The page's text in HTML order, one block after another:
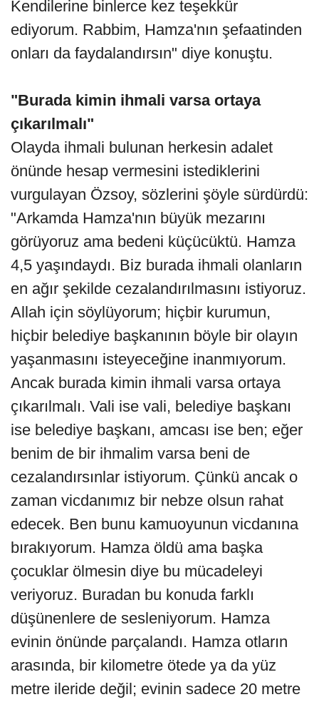
Kendilerine binlerce kez teşekkür
ediyorum. Rabbim, Hamza'nın şefaatinden
onları da faydalandırsın" diye konuştu.
"Burada kimin ihmali varsa ortaya
çıkarılmalı"
Olayda ihmali bulunan herkesin adalet
önünde hesap vermesini istediklerini
vurgulayan Özsoy, sözlerini şöyle sürdürdü:
"Arkamda Hamza'nın büyük mezarını
görüyoruz ama bedeni küçücüktü. Hamza
4,5 yaşındaydı. Biz burada ihmali olanların
en ağır şekilde cezalandırılmasını istiyoruz.
Allah için söylüyorum; hiçbir kurumun,
hiçbir belediye başkanının böyle bir olayın
yaşanmasını isteyeceğine inanmıyorum.
Ancak burada kimin ihmali varsa ortaya
çıkarılmalı. Vali ise vali, belediye başkanı
ise belediye başkanı, amcası ise ben; eğer
benim de bir ihmalim varsa beni de
cezalandırsınlar istiyorum. Çünkü ancak o
zaman vicdanımız bir nebze olsun rahat
edecek. Ben bunu kamuoyunun vicdanına
bırakıyorum. Hamza öldü ama başka
çocuklar ölmesin diye bu mücadeleyi
veriyoruz. Buradan bu konuda farklı
düşünenlere de sesleniyorum. Hamza
evinin önünde parçalandı. Hamza otların
arasında, bir kilometre ötede ya da yüz
metre ileride değil; evinin sadece 20 metre